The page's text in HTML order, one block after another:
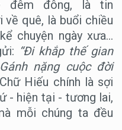
đêm đông, là tin
quê, là buổi chiều
chuyện ngày xưa...
“Đi khắp thế gian
nặng cuộc đời
Hiếu chính là sợi
- hiện tại - tương lai,
mỗi chúng ta đều